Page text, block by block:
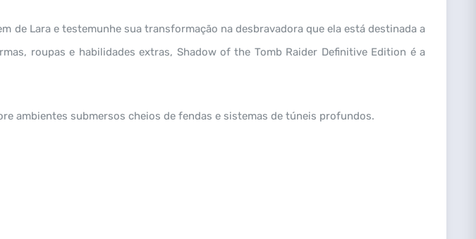
de Lara e testemunhe sua transformação na desbravadora que ela está destinada a
roupas e habilidades extras, Shadow of the Tomb Raider Definitive Edition é a
ambientes submersos cheios de fendas e sistemas de túneis profundos.